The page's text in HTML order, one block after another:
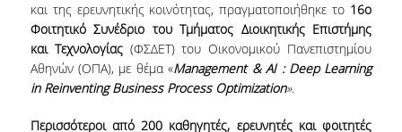
ΚΡΙΤΗΡΙΑ ΚΑΙ ΔΙΑΔΙΚΑΣΙΑ ΕΠΙΛΟΓΗΣ
ΕΡΓΑΣΤΗΡΙΑΚΗ ΥΠΟΔΟΜΗ
NEWSLETTERS
και της ερευνητικής κοινότητας, πραγματοποιήθηκε το 16ο
Φοιτητικό Συνέδριο του Τμήματος Διοικητικής Επιστήμης
και Τεχνολογίας(ΦΣΔΕΤ) του Οικονομικού Πανεπιστημίου
Αθηνών (ΟΠΑ), με θέμα «Management &AI : Deep Learning
in ReinventingBusiness Process Optimization».
Περισσότεροι από 200 καθηγητές, ερευνητές και φοιτητές